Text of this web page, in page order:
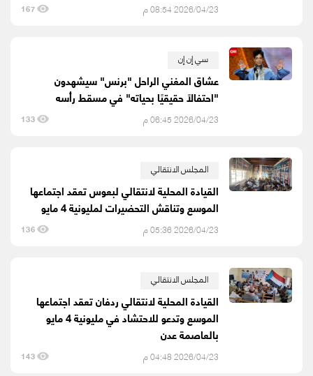
2026/04/23 08:54 م 167
سي إن إن
عشاق المغني الراحل "برنس" سيشهدون
"احتفالًا حقيقيًا بحياته" في مسقط رأسه
2026/04/23 06:45 م 133
المجلس الانتقالي
القيادة المحلية لانتقالي لبعوس تعقد اجتماعها
الموسع وتناقش التحضيرات لمليونية 4 مايو
2026/04/23 05:36 م 136
المجلس الانتقالي
القيادة المحلية لانتقالي ردفان تعقد اجتماعها
الموسع وتدعو للاحتشاد في مليونية 4 مايو
بالعاصمة عدن
2026/04/23 04:48 م 143